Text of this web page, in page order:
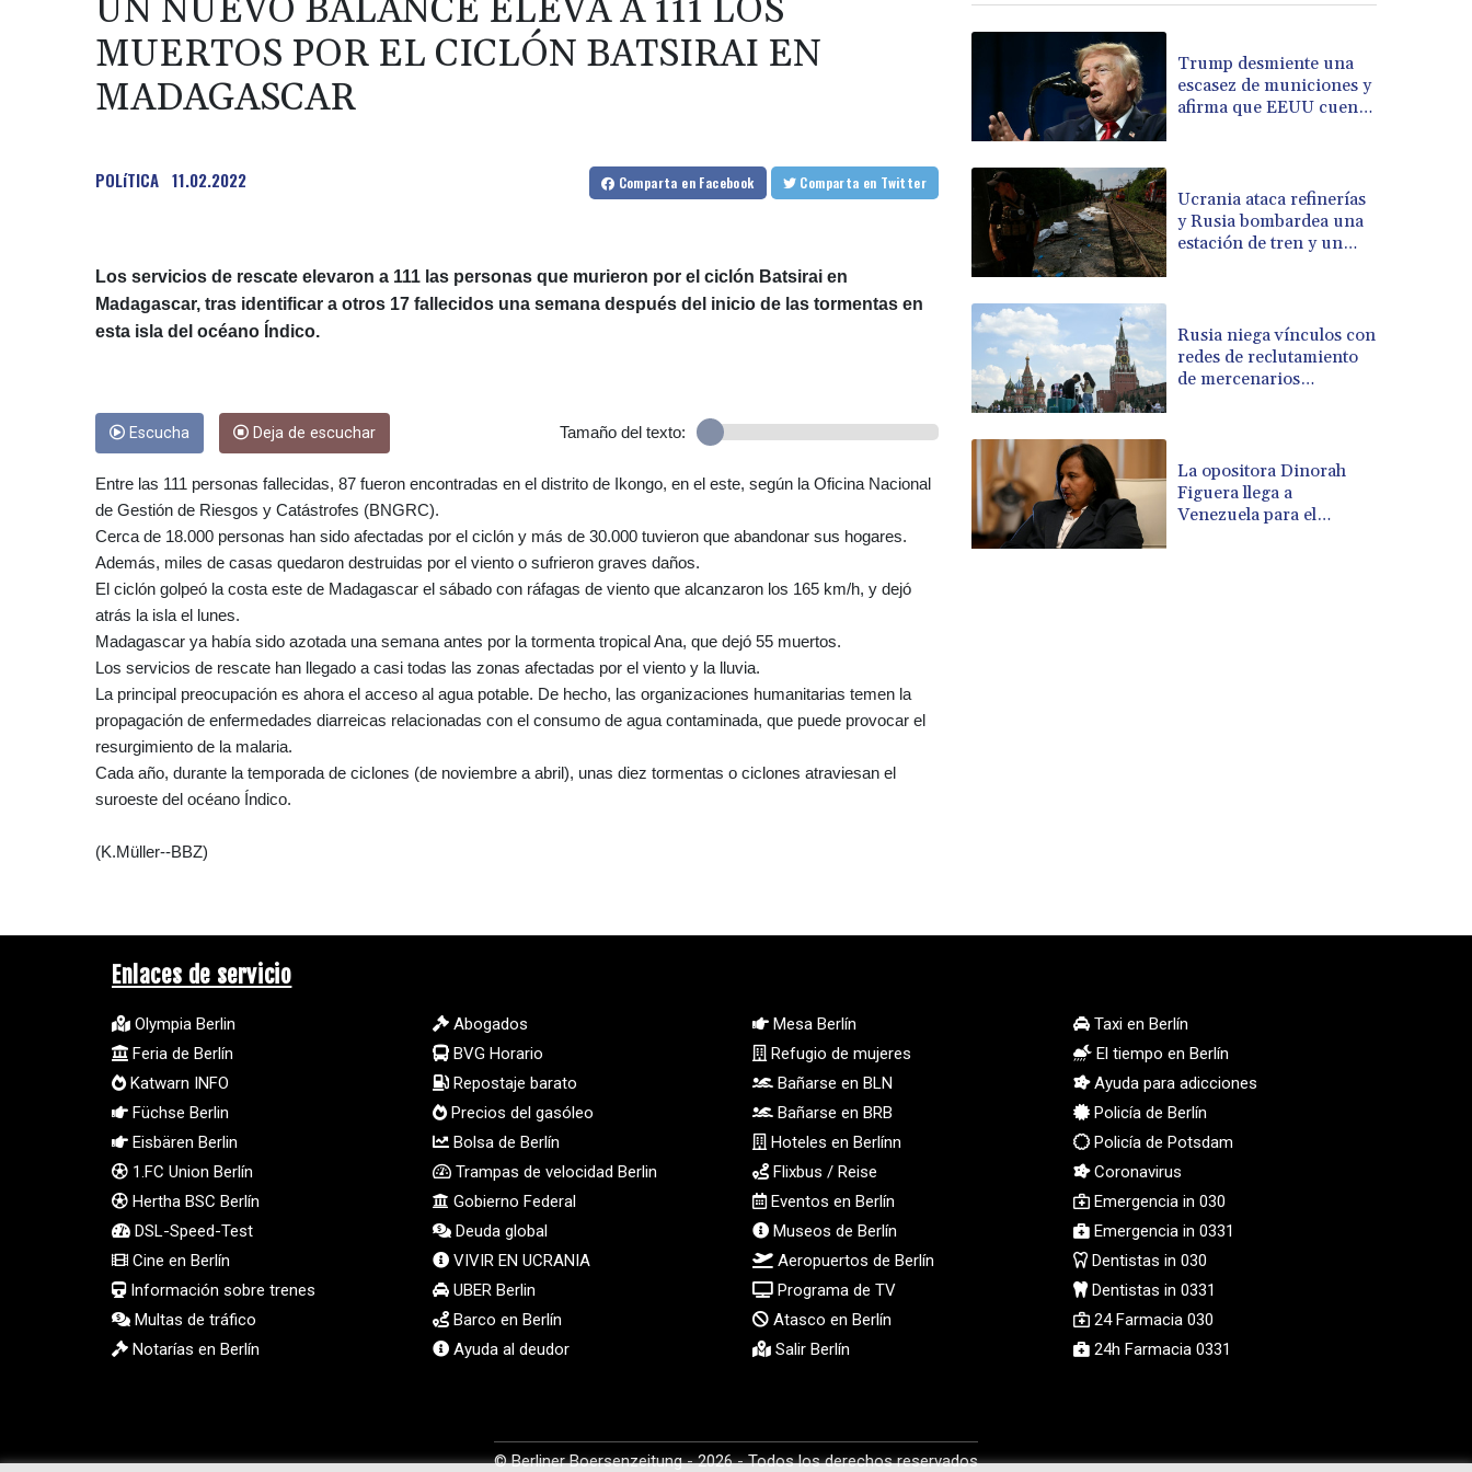
UN NUEVO BALANCE ELEVA A 111 LOS
MUERTOS POR EL CICLÓN BATSIRAI EN
MADAGASCAR
POLíTICA 11.02.2022 Comparta en Facebook Comparta en Twitter
Los servicios de rescate elevaron a 111 las personas que murieron por el ciclón Batsirai en
Madagascar, tras identificar a otros 17 fallecidos una semana después del inicio de las tormentas en
esta isla del océano Índico.
Escucha Deja de escuchar Tamaño del texto:
Entre las 111 personas fallecidas, 87 fueron encontradas en el distrito de Ikongo, en el este, según la Oficina Nacional
de Gestión de Riesgos y Catástrofes (BNGRC).
Cerca de 18.000 personas han sido afectadas por el ciclón y más de 30.000 tuvieron que abandonar sus hogares.
Además, miles de casas quedaron destruidas por el viento o sufrieron graves daños.
El ciclón golpeó la costa este de Madagascar el sábado con ráfagas de viento que alcanzaron los 165 km/h, y dejó
atrás la isla el lunes.
Madagascar ya había sido azotada una semana antes por la tormenta tropical Ana, que dejó 55 muertos.
Los servicios de rescate han llegado a casi todas las zonas afectadas por el viento y la lluvia.
La principal preocupación es ahora el acceso al agua potable. De hecho, las organizaciones humanitarias temen la
propagación de enfermedades diarreicas relacionadas con el consumo de agua contaminada, que puede provocar el
resurgimiento de la malaria.
Cada año, durante la temporada de ciclones (de noviembre a abril), unas diez tormentas o ciclones atraviesan el
suroeste del océano Índico.
(K.Müller--BBZ)
Trump desmiente una
escasez de municiones y
afirma que EEUU cuenta
Ucrania ataca refinerías
y Rusia bombardea una
estación de tren y un
Rusia niega vínculos con
redes de reclutamiento
de mercenarios
La opositora Dinorah
Figuera llega a
Venezuela para el
Enlaces de servicio
Olympia Berlin
Feria de Berlín
Katwarn INFO
Füchse Berlin
Eisbären Berlin
1.FC Union Berlín
Hertha BSC Berlín
DSL-Speed-Test
Cine en Berlín
Información sobre trenes
Multas de tráfico
Notarías en Berlín
Abogados
BVG Horario
Repostaje barato
Precios del gasóleo
Bolsa de Berlín
Trampas de velocidad Berlin
Gobierno Federal
Deuda global
VIVIR EN UCRANIA
UBER Berlin
Barco en Berlín
Ayuda al deudor
Mesa Berlín
Refugio de mujeres
Bañarse en BLN
Bañarse en BRB
Hoteles en Berlínn
Flixbus / Reise
Eventos en Berlín
Museos de Berlín
Aeropuertos de Berlín
Programa de TV
Atasco en Berlín
Salir Berlín
Taxi en Berlín
El tiempo en Berlín
Ayuda para adicciones
Policía de Berlín
Policía de Potsdam
Coronavirus
Emergencia in 030
Emergencia in 0331
Dentistas in 030
Dentistas in 0331
24 Farmacia 030
24h Farmacia 0331
© Berliner Boersenzeitung - 2026 - Todos los derechos reservados